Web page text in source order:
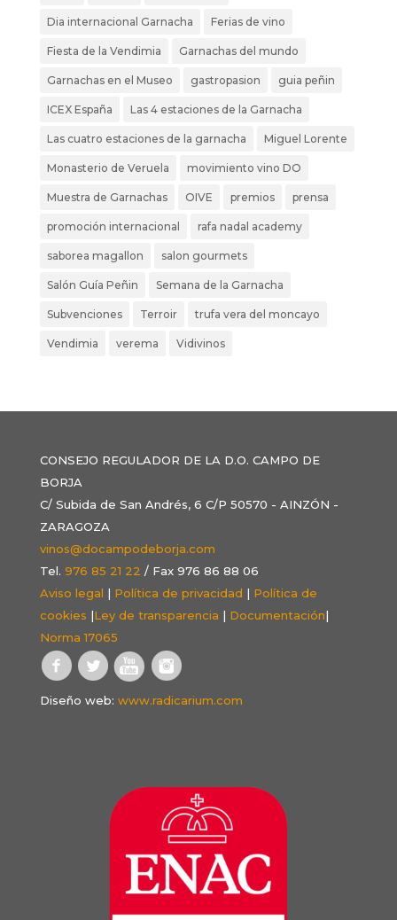
Dia internacional Garnacha Ferias de vino
Fiesta de la Vendimia Garnachas del mundo
Garnachas en el Museo gastropasion guia peñin
ICEX España Las 4 estaciones de la Garnacha
Las cuatro estaciones de la garnacha Miguel Lorente
Monasterio de Veruela movimiento vino DO
Muestra de Garnachas OIVE premios prensa
promoción internacional rafa nadal academy
saborea magallon salon gourmets
Salón Guía Peñin Semana de la Garnacha
Subvenciones Terroir trufa vera del moncayo
Vendimia verema Vidivinos
CONSEJO REGULADOR DE LA D.O. CAMPO DE
BORJA
C/ Subida de San Andrés, 6 C/P 50570 - AINZÓN -
ZARAGOZA
vinos@docampodeborja.com
Tel. 976 85 21 22 / Fax 976 86 88 06
Aviso legal | Política de privacidad | Política de
cookies |Ley de transparencia | Documentación|
Norma 17065
Diseño web: www.radicarium.com